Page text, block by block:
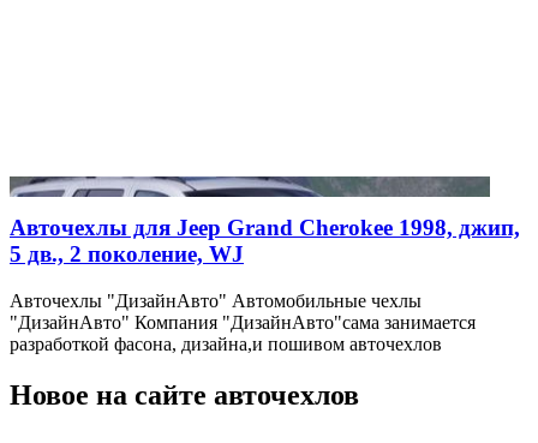
Авточехлы для Jeep Grand Cherokee 1998, джип,
5 дв., 2 поколение, WJ
Авточехлы "ДизайнАвто" Автомобильные чехлы
"ДизайнАвто" Компания "ДизайнАвто"сама занимается
разработкой фасона, дизайна,и пошивом авточехлов
Новое на сайте авточехлов